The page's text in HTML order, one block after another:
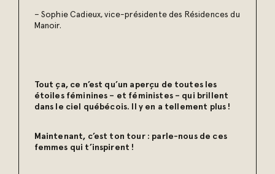
– Sophie Cadieux, vice-présidente des Résidences du
Manoir.
Tout ça, ce n’est qu’un aperçu de toutes les
étoiles féminines – et féministes – qui brillent
dans le ciel québécois. Il y en a tellement plus !
Maintenant, c’est ton tour : parle-nous de ces
femmes qui t’inspirent !